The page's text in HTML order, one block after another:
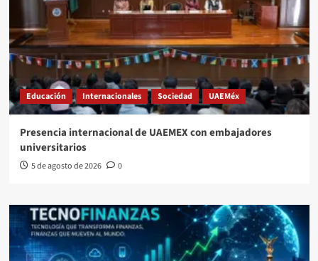
Educación Internacionales Sociedad UAEMéx
Presencia internacional de UAEMEX con embajadores
universitarios
5 de agosto de 2026 0